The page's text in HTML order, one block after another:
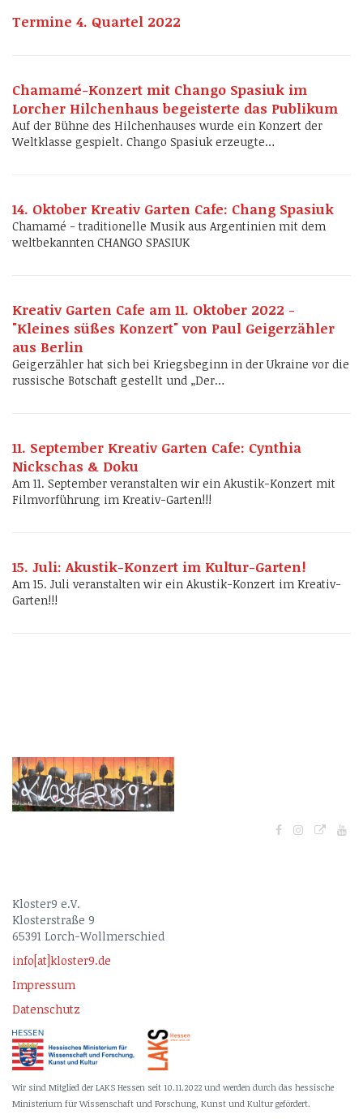
Termine 4. Quartel 2022
Chamamé-Konzert mit Chango Spasiuk im
Lorcher Hilchenhaus begeisterte das Publikum
Auf der Bühne des Hilchenhauses wurde ein Konzert der
Weltklasse gespielt. Chango Spasiuk erzeugte…
14. Oktober Kreativ Garten Cafe: Chang Spasiuk
Chamamé - traditionelle Musik aus Argentinien mit dem
weltbekannten CHANGO SPASIUK
Kreativ Garten Cafe am 11. Oktober 2022 -
"Kleines süßes Konzert" von Paul Geigerzähler
aus Berlin
Geigerzähler hat sich bei Kriegsbeginn in der Ukraine vor die
russische Botschaft gestellt und „Der…
11. September Kreativ Garten Cafe: Cynthia
Nickschas & Doku
Am 11. September veranstalten wir ein Akustik-Konzert mit
Filmvorführung im Kreativ-Garten!!!
15. Juli: Akustik-Konzert im Kultur-Garten!
Am 15. Juli veranstalten wir ein Akustik-Konzert im Kreativ-
Garten!!!
Kloster9 e.V.
Klosterstraße 9
65391 Lorch-Wollmerschied
info[at]kloster9.de
Impressum
Datenschutz
Wir sind Mitglied der LAKS Hessen seit 10.11.2022 und werden durch das hessische
Ministerium für Wissenschaft und Forschung, Kunst und Kultur gefördert.